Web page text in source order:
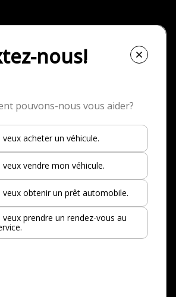
Nissan Rogue à vendre
Nissan Qashqai à vendre
Kia Sportage à vendre
INEOS Grenadier à vendre
Voir plus